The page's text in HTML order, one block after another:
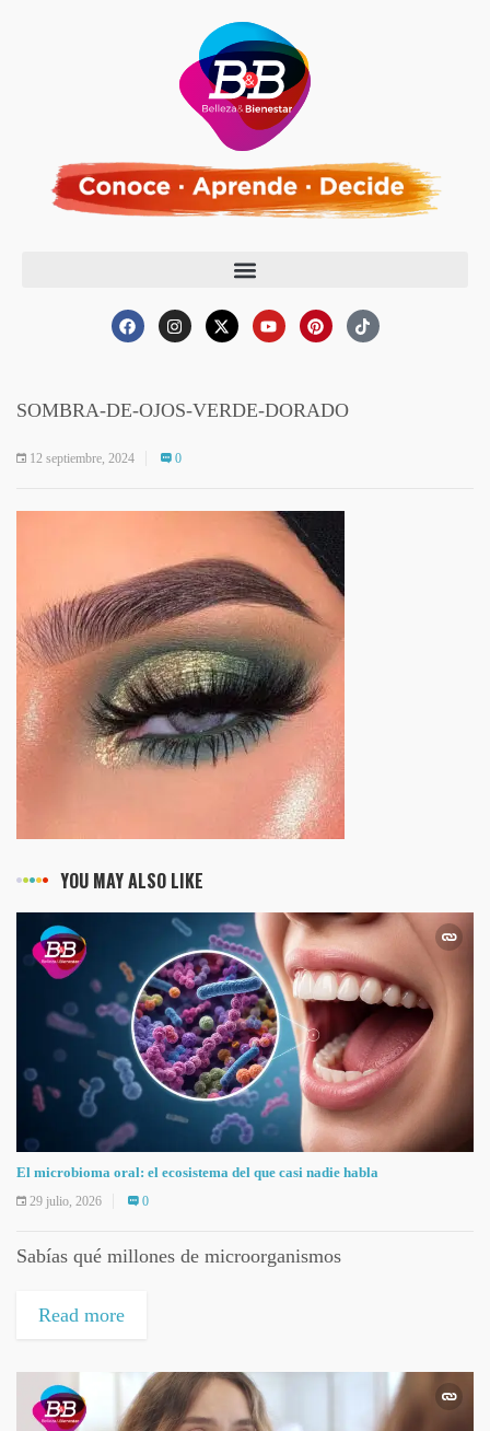
SOMBRA-DE-OJOS-VERDE-DORADO
12 septiembre, 2024 0
YOU MAY ALSO LIKE
El microbioma oral: el ecosistema del que casi nadie habla
29 julio, 2026 0
Sabías qué millones de microorganismos
Read more